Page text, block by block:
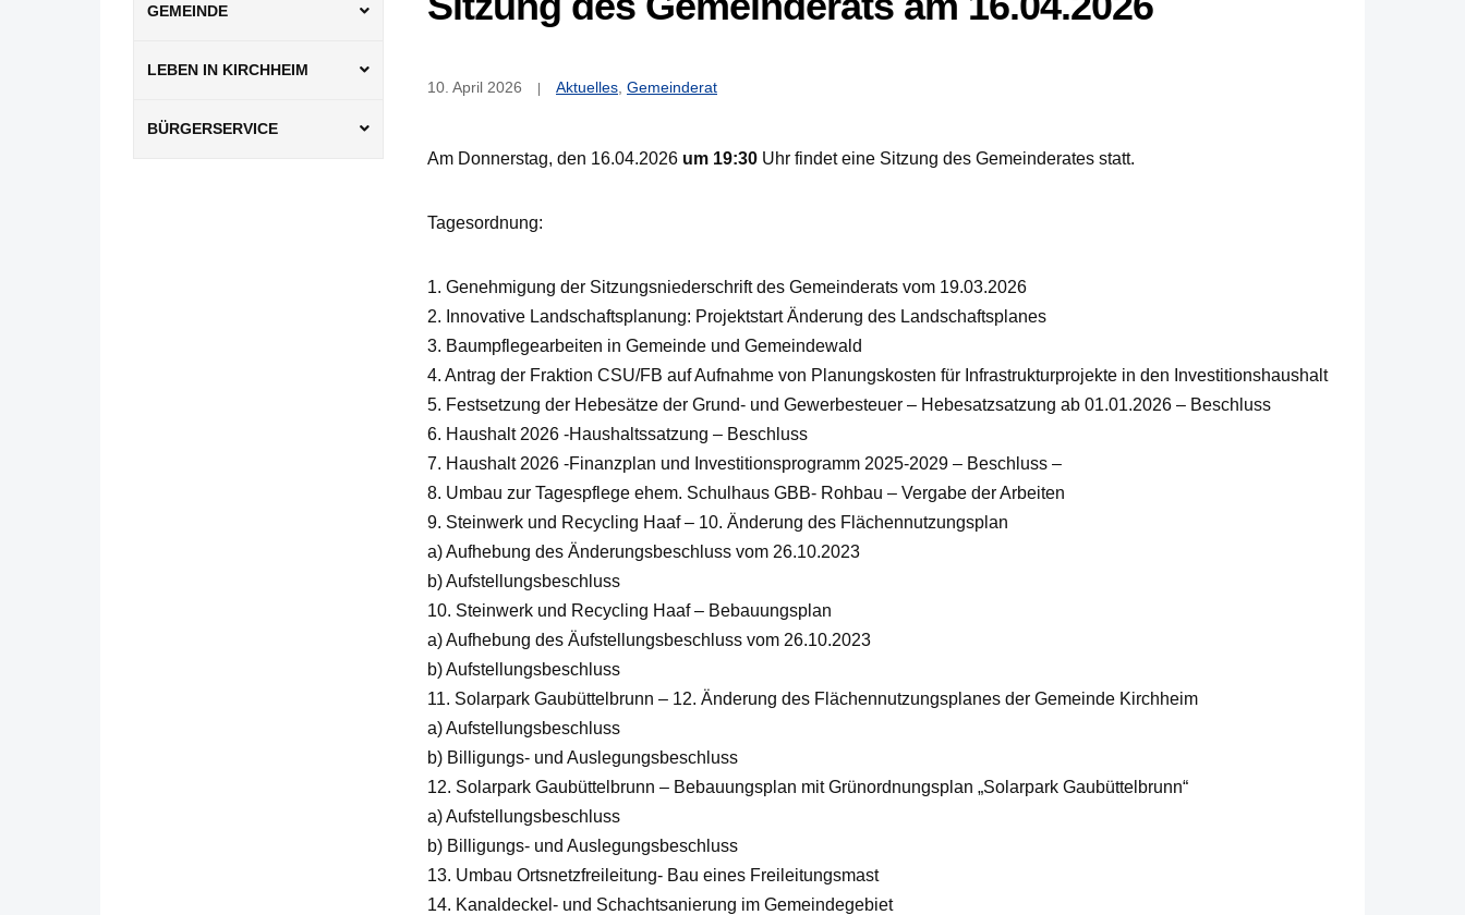
GEMEINDE
LEBEN IN KIRCHHEIM
BÜRGERSERVICE
10. April 2026 Aktuelles Gemeinderat
Am Donnerstag, den 16.04.2026 um 19:30 Uhr findet eine Sitzung des Gemeinderates statt.
Tagesordnung:
1. Genehmigung der Sitzungsniederschrift des Gemeinderats vom 19.03.2026
2. Innovative Landschaftsplanung: Projektstart Änderung des Landschaftsplanes
3. Baumpflegearbeiten in Gemeinde und Gemeindewald
4. Antrag der Fraktion CSU/FB auf Aufnahme von Planungskosten für Infrastrukturprojekte in den Investitionshaushalt
5. Festsetzung der Hebesätze der Grund- und Gewerbesteuer – Hebesatzsatzung ab 01.01.2026 – Beschluss
6. Haushalt 2026 -Haushaltssatzung – Beschluss
7. Haushalt 2026 -Finanzplan und Investitionsprogramm 2025-2029 – Beschluss –
8. Umbau zur Tagespflege ehem. Schulhaus GBB- Rohbau – Vergabe der Arbeiten
9. Steinwerk und Recycling Haaf – 10. Änderung des Flächennutzungsplan
a) Aufhebung des Änderungsbeschluss vom 26.10.2023
b) Aufstellungsbeschluss
10. Steinwerk und Recycling Haaf – Bebauungsplan
a) Aufhebung des Äufstellungsbeschluss vom 26.10.2023
b) Aufstellungsbeschluss
11. Solarpark Gaubüttelbrunn – 12. Änderung des Flächennutzungsplanes der Gemeinde Kirchheim
a) Aufstellungsbeschluss
b) Billigungs- und Auslegungsbeschluss
12. Solarpark Gaubüttelbrunn – Bebauungsplan mit Grünordnungsplan „Solarpark Gaubüttelbrunn“
a) Aufstellungsbeschluss
b) Billigungs- und Auslegungsbeschluss
13. Umbau Ortsnetzfreileitung- Bau eines Freileitungsmast
14. Kanaldeckel- und Schachtsanierung im Gemeindegebiet